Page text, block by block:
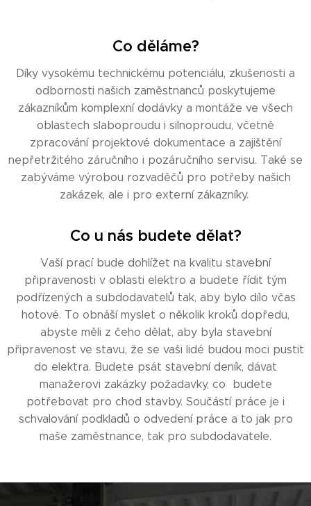
Co děláme?
Díky vysokému technickému potenciálu, zkušenosti a
odbornosti našich zaměstnanců poskytujeme
zákazníkům komplexní dodávky a montáže ve všech
oblastech slaboproudu i silnoproudu, včetně
zpracování projektové dokumentace a zajištění
nepřetržitého záručního i pozáručního servisu. Také se
zabýváme výrobou rozvaděčů pro potřeby našich
zakázek, ale i pro externí zákazníky.
Co u nás budete dělat?
Vaší prací bude dohlížet na kvalitu stavební
připravenosti v oblasti elektro a budete řídit tým
podřízených a subdodavatelů tak, aby bylo dílo včas
hotové. To obnáší myslet o několik kroků dopředu,
abyste měli z čeho dělat, aby byla stavební
připravenost ve stavu, že se vaši lidé budou moci pustit
do elektra. Budete psát stavební deník, dávat
manažerovi zakázky požadavky, co budete
potřebovat pro chod stavby. Součástí práce je i
schvalování podkladů o odvedení práce a to jak pro
maše zaměstnance, tak pro subdodavatele.